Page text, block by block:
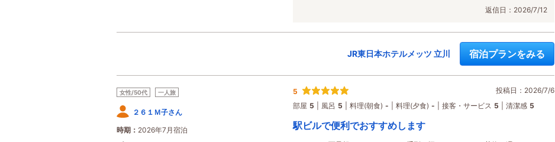
返信日：2026/7/12
JR東日本ホテルメッツ 立川 宿泊プランをみる
女性/50代 一人旅
２６１Ｍ子さん
時期
2026年7月宿泊
5
投稿日：2026/7/6
部屋 5 風呂 5 料理(朝食) - 料理(夕食) - 接客・サービス 5 清潔感 5
駅ビルで便利でおすすめします